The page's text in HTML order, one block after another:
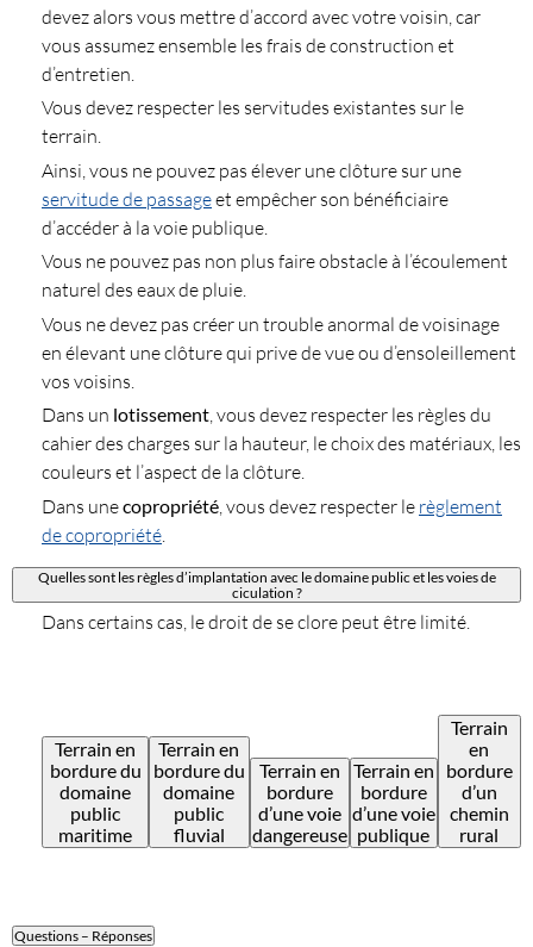
devez alors vous mettre d’accord avec votre voisin, car
vous assumez ensemble les frais de construction et
d’entretien.
Vous devez respecter les servitudes existantes sur le
terrain.
Ainsi, vous ne pouvez pas élever une clôture sur une
servitude de passageet empêcher son bénéficiaire
d’accéder à la voie publique.
Vous ne pouvez pas non plus faire obstacle à l’écoulement
naturel des eaux de pluie.
Vous ne devez pas créer un trouble anormal de voisinage
en élevant une clôture qui prive de vue ou d’ensoleillement
vos voisins.
Dans un lotissement , vous devez respecter les règles du
cahier des charges sur la hauteur, le choix des matériaux, les
couleurs et l’aspect de la clôture.
Dans unecopropriété , vous devez respecter le règlement
de copropriété
Quelles sont les règles d’implantation avec le domaine public et les voies de
ciculation ?
Dans certains cas, le droit de se clore peut être limité.
Terrain en
bordure du
domaine
public
maritime
Terrain en
bordure du
domaine
public
fluvial
Terrain en
bordure
d’une voie
dangereuse
Terrain en
bordure
d’une voie
publique
Terrain
en
bordure
d’un
chemin
rural
Questions – Réponses